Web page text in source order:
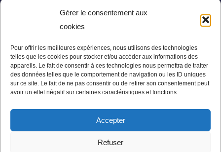
Gérer le consentement aux
cookies
Pour offrir les meilleures expériences, nous utilisons des technologies
telles que les cookies pour stocker et/ou accéder aux informations des
appareils. Le fait de consentir à ces technologies nous permettra de traiter
des données telles que le comportement de navigation ou les ID uniques
sur ce site. Le fait de ne pas consentir ou de retirer son consentement peut
avoir un effet négatif sur certaines caractéristiques et fonctions.
Accepter
Refuser
J’ai lu et j’accepte la
confidentialité.
Politique de confidentialité